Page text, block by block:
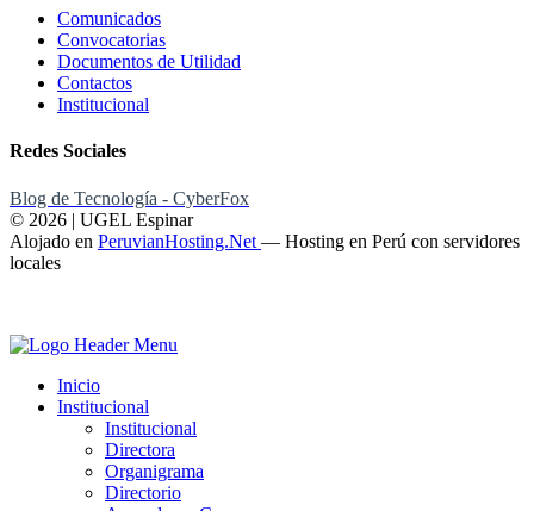
Comunicados
Convocatorias
Documentos de Utilidad
Contactos
Institucional
Redes Sociales
Blog de Tecnología - CyberFox
© 2026 | UGEL Espinar
Alojado en PeruvianHosting.Net — Hosting en Perú con servidores
locales
Inicio
Institucional
Institucional
Directora
Organigrama
Directorio